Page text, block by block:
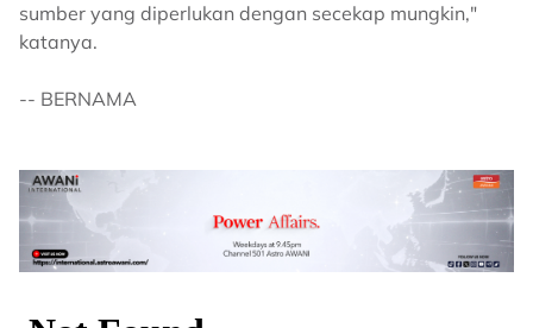
sumber yang diperlukan dengan secekap mungkin,"
katanya.
-- BERNAMA